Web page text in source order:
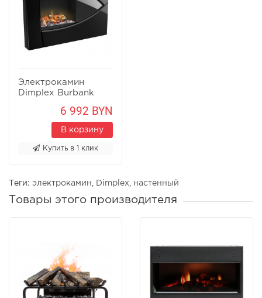
Электрокамин
Dimplex Burbank
6 992 BYN
В корзину
Купить в 1 клик
Теги: электрокамин Dimplex настенный
Товары этого производителя